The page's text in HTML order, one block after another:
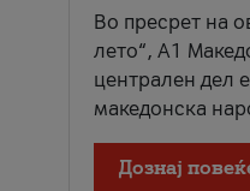
Во пресрет на
лето“, А1
централен дел
македонска
Дознај